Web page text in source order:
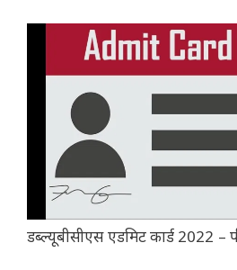
डब्ल्यूबीसीएस एडमिट कार्ड 2022 –